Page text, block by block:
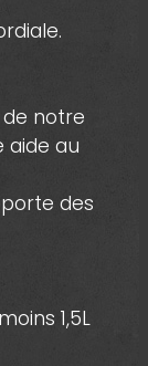
de notre
aide au
des
1,5L